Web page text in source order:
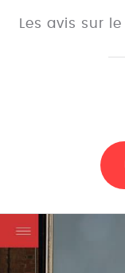
Les avis sur